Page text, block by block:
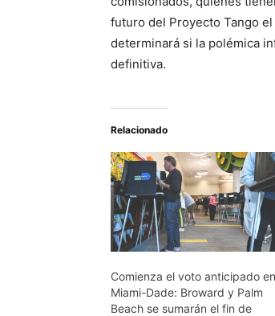
futuro del Proyecto Tango el
determinará si la polémica
definitiva.
Relacionado
Comienza el voto anticipado en
Miami-Dade: Broward y Palm
Beach se sumarán el fin de